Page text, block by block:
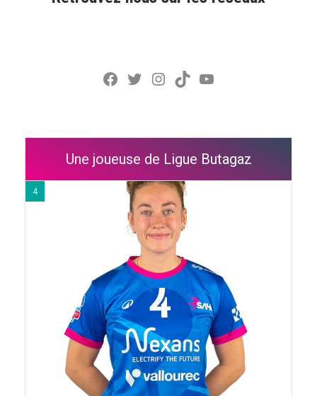
Facebook
Twitter
Instagram
TikTokYouTube
Une joueuse de Ligue Butagaz
4